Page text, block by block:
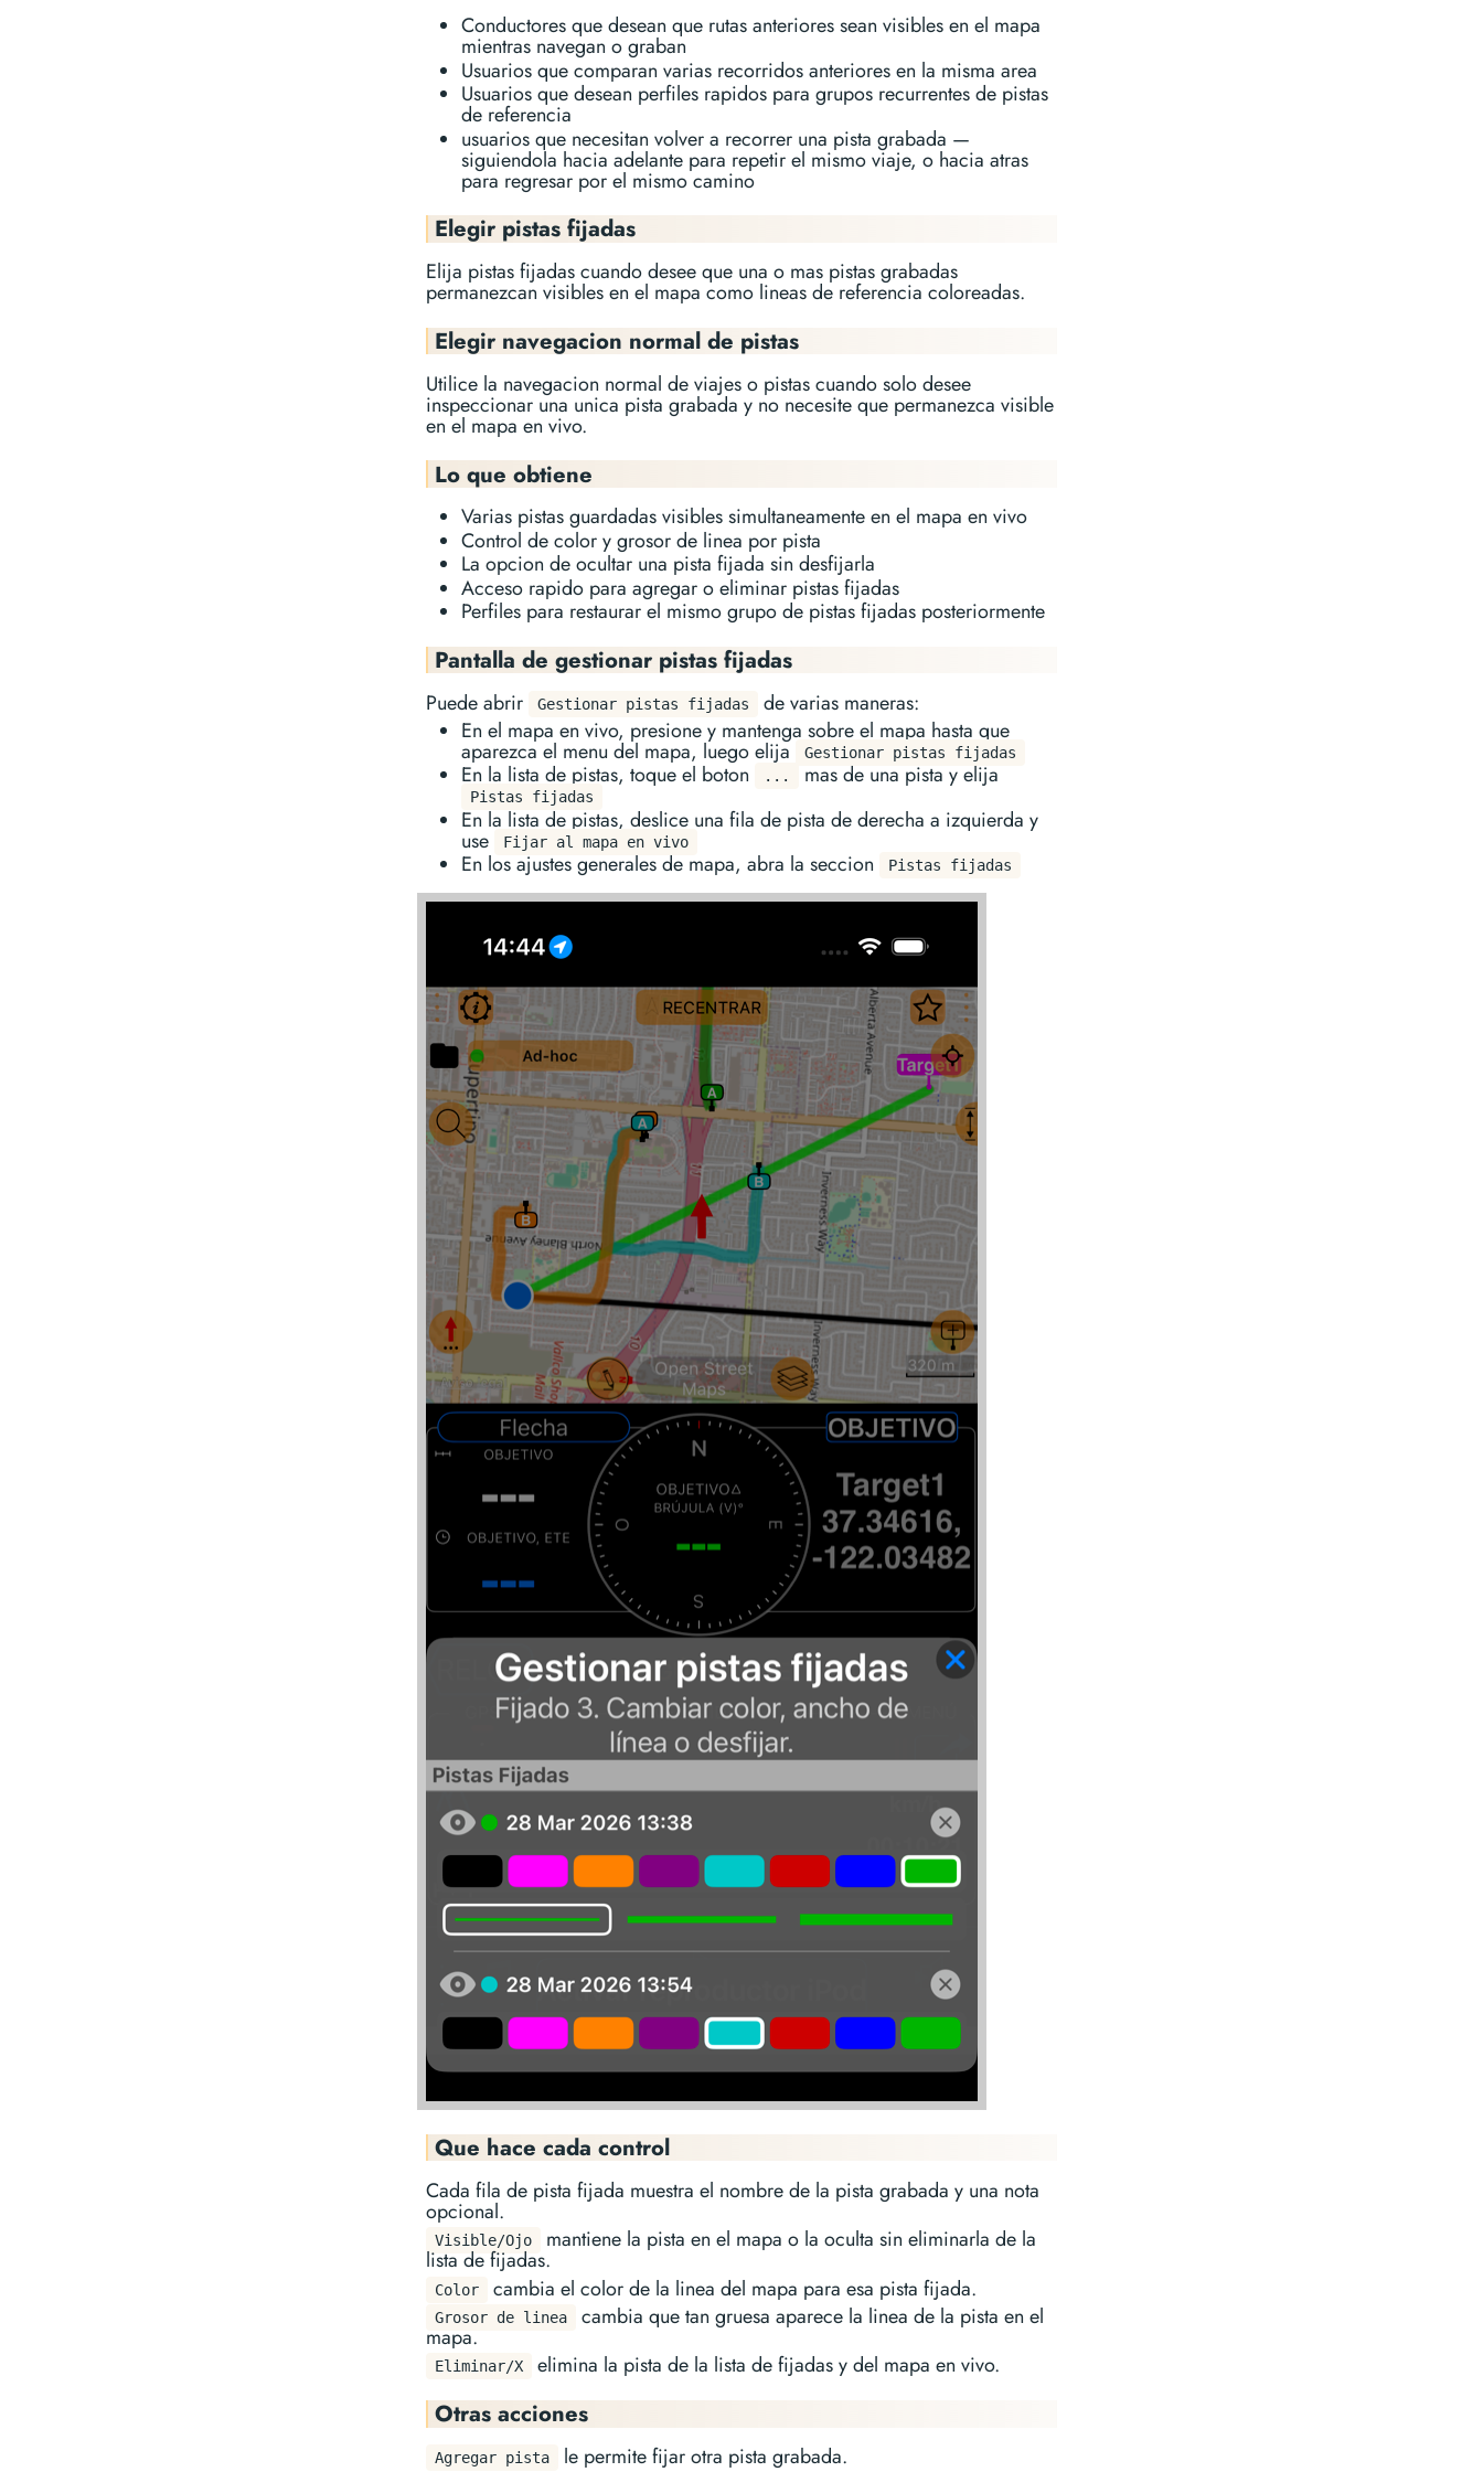
Conductores que desean que rutas anteriores sean visibles en el mapa
mientras navegan o graban
Usuarios que comparan varias recorridos anteriores en la misma area
Usuarios que desean perfiles rapidos para grupos recurrentes de pistas
de referencia
usuarios que necesitan volver a recorrer una pista grabada —
siguiendola hacia adelante para repetir el mismo viaje, o hacia atras
para regresar por el mismo camino
Elegir pistas fijadas
Elija pistas fijadas cuando desee que una o mas pistas grabadas
permanezcan visibles en el mapa como lineas de referencia coloreadas.
Elegir navegacion normal de pistas
Utilice la navegacion normal de viajes o pistas cuando solo desee
inspeccionar una unica pista grabada y no necesite que permanezca visible
en el mapa en vivo.
Lo que obtiene
Varias pistas guardadas visibles simultaneamente en el mapa en vivo
Control de color y grosor de linea por pista
La opcion de ocultar una pista fijada sin desfijarla
Acceso rapido para agregar o eliminar pistas fijadas
Perfiles para restaurar el mismo grupo de pistas fijadas posteriormente
Pantalla de gestionar pistas fijadas
Puede abrir Gestionar pistas fijadas
de varias maneras:
En el mapa en vivo, presione y mantenga sobre el mapa hasta que
aparezca el menu del mapa, luego elija Gestionar pistas fijadas
En la lista de pistas, toque el boton ... mas de una pista y elija
Pistas fijadas
En la lista de pistas, deslice una fila de pista de derecha a izquierda y
use Fijar al mapa en vivo
En los ajustes generales de mapa, abra la seccion Pistas fijadas
Que hace cada control
Cada fila de pista fijada muestra el nombre de la pista grabada y una nota
opcional.
Visible/Ojo mantiene la pista en el mapa o la oculta sin eliminarla de la
lista de fijadas.
Color cambia el color de la linea del mapa para esa pista fijada.
Grosor de linea cambia que tan gruesa aparece la linea de la pista en el
mapa.
Eliminar/X elimina la pista de la lista de fijadas y del mapa en vivo.
Otras acciones
Agregar pista
le permite fijar otra pista grabada.